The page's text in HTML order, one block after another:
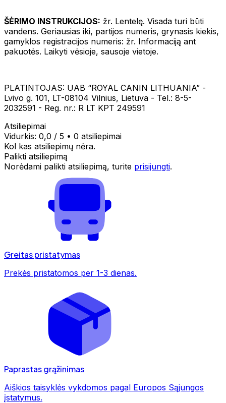
ŠĖRIMO INSTRUKCIJOS: žr. Lentelę. Visada turi būti
vandens. Geriausias iki, partijos numeris, grynasis kiekis,
gamyklos registracijos numeris: žr. Informaciją ant
pakuotės. Laikyti vėsioje, sausoje vietoje.
PLATINTOJAS: UAB “ROYAL CANIN LITHUANIA” -
Lvivo g. 101, LT-08104 Vilnius, Lietuva - Tel.: 8-5-
2032591 - Reg. nr.: R LT KPT 249591
Atsiliepimai
Vidurkis: 0,0 / 5 • 0 atsiliepimai
Kol kas atsiliepimų nėra.
Palikti atsiliepimą
Norėdami palikti atsiliepimą, turite prisijungti.
Greitas pristatymas
Prekės pristatomos per 1-3 dienas.
Paprastas grąžinimas
Aiškios taisyklės vykdomos pagal Europos Sąjungos
įstatymus.